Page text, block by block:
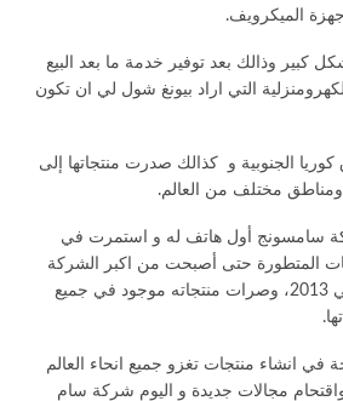
الميكرويف.
وذالك بعد توفير خدمة ما بعد البيع
التي اراد بيونغ شول لي ان تكون
الجنوبية و كذالك صدرت منتجاتها إلى
ومناطق مختلف من العالم.
شركة سامسونج أول هاتف له و استمرت في
المتطورة حتى أصبحت من اكبر الشركة
الصناعية في العالم سنة في 2013، وصرات منتجاته موجود في جميع
في انشاء منتجات تغزو جميع انحاء العالم
مجالات جديدة و اليوم شركة سام